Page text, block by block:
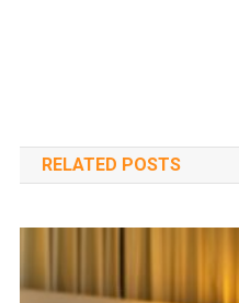
RELATED POSTS